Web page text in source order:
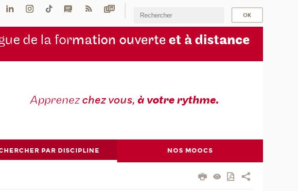
de la formation ouverte et à distance
Apprenezchez vous, à votre rythme.
PAR DISCIPLINE NOS MOOCS